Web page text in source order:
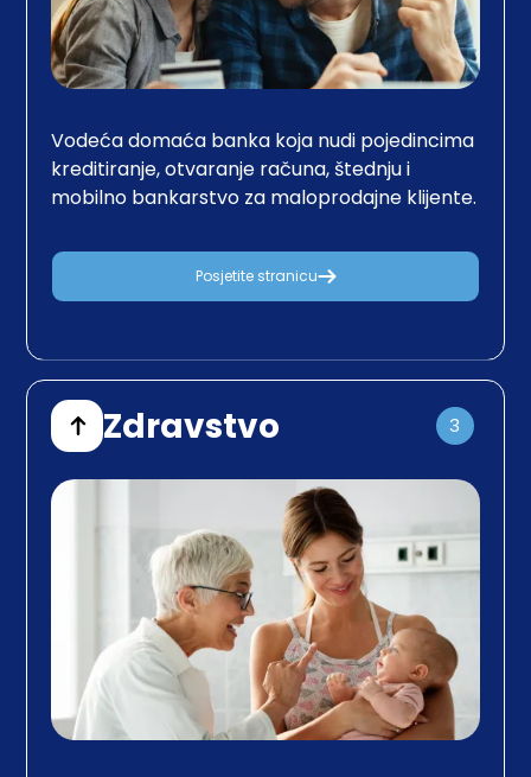
Vodeća domaća banka koja nudi pojedincima
kreditiranje, otvaranje računa, štednju i
mobilno bankarstvo za maloprodajne klijente.
Posjetite stranicu
Zdravstvo 3